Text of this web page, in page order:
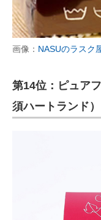
画像： NASUのラスク
第14位：ピュア
須ハートランド）